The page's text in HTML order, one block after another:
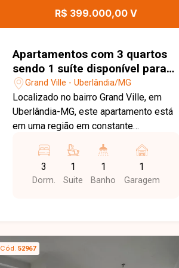
localizado no bairro Grand Ville. Agende
detalhes deste imóvel.
R$ 399.000,00 V
Apartamentos com 3 quartos
sendo 1 suíte disponível para
venda no bairro Grand Ville em
Uberlândia-MG
Grand Ville - Uberlândia/MG
Localizado no bairro Grand Ville, em
Uberlândia-MG, este apartamento está
em uma região em constante
excelente infraestrutura e fácil acesso
às principais vias da cidade. Próximo a
supermercados, escolas, farmácias,
a família. O imóvel possui
aproximadamente 70 m² de área
3
Dorm.
1
Suite
1
Banho
1
Garagem
Cód. 52967